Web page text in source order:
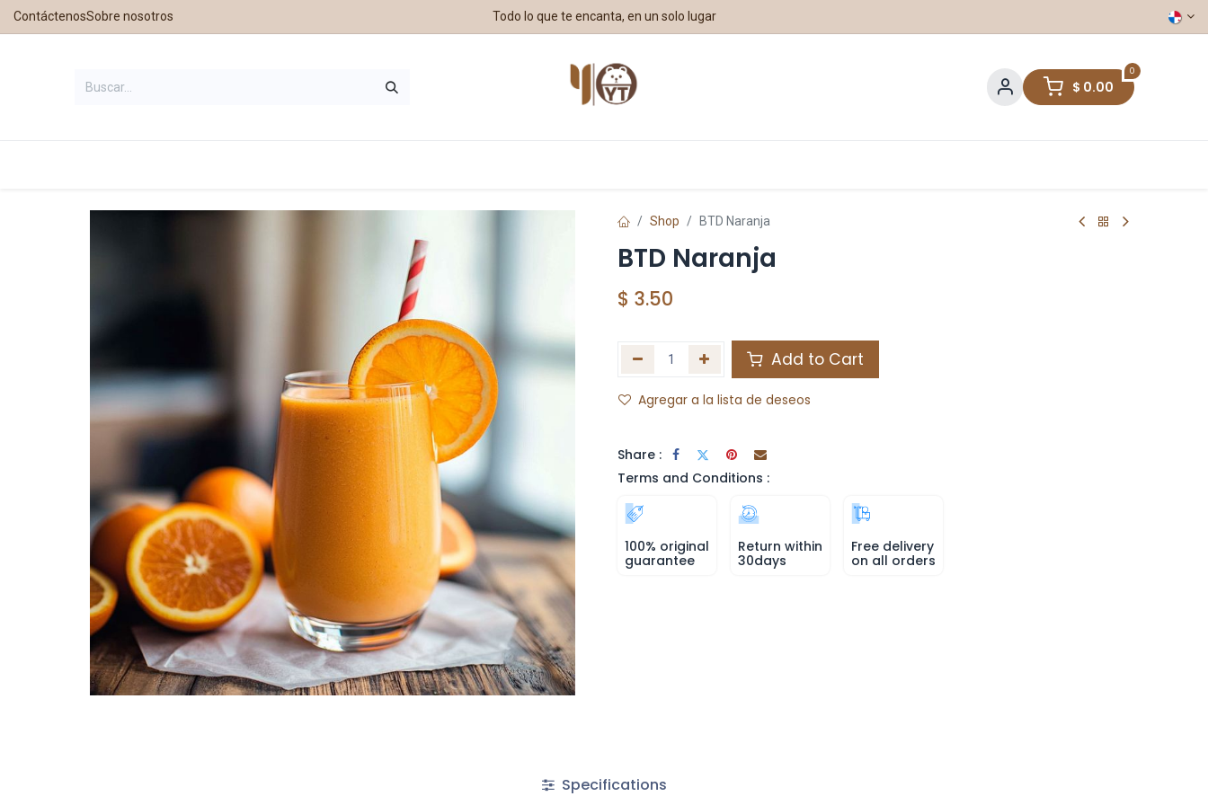
ContáctenosSobre nosotros Todo lo que te encanta, en un solo lugar
0
$ 0.00
Shop BTD Naranja
BTD Naranja
$ 3.50
Add to Cart
Agregar a la lista de deseos
Share :
Terms and Conditions :
100% original
guarantee
Return within
30days
Free delivery
on all orders
Specifications